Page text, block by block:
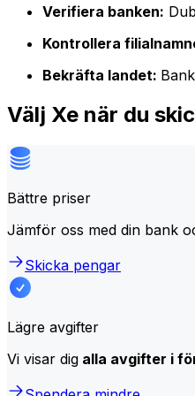
Verifiera banken:
Kontrollera
Bekräfta landet:
Välj Xe när du
Bättre priser
Jämför oss med din bank
Skicka pengar
Lägre avgifter
Vi visar dig alla avgifter i